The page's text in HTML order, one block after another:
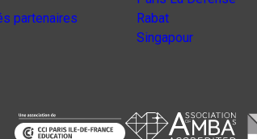
partenaires
Rabat
Singapour